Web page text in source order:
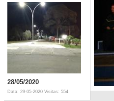
28/05/2020
Data: 29-05-2020 Visitas: 554